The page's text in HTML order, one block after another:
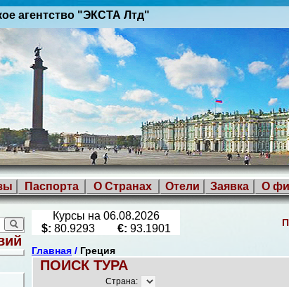
агентство "ЭКСТА Лтд"
Паспорта О Странах Отели Заявка О
Курсы на 06.08.2026
$: 80.9293 €: 93.1901
Главная / Греция
ПОИСК ТУРА
Страна: